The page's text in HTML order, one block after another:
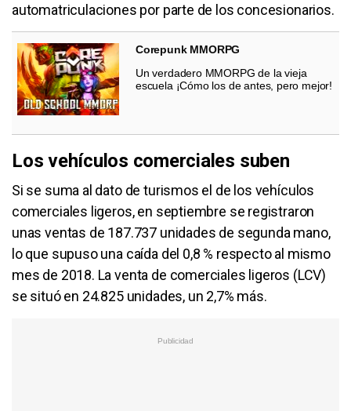
automatriculaciones por parte de los concesionarios.
Corepunk MMORPG
Un verdadero MMORPG de la vieja
escuela ¡Cómo los de antes, pero mejor!
Los vehículos comerciales suben
Si se suma al dato de turismos el de los vehículos
comerciales ligeros, en septiembre se registraron
unas ventas de 187.737 unidades de segunda mano,
lo que supuso una caída del 0,8 % respecto al mismo
mes de 2018. La venta de comerciales ligeros (LCV)
se situó en 24.825 unidades, un 2,7% más.